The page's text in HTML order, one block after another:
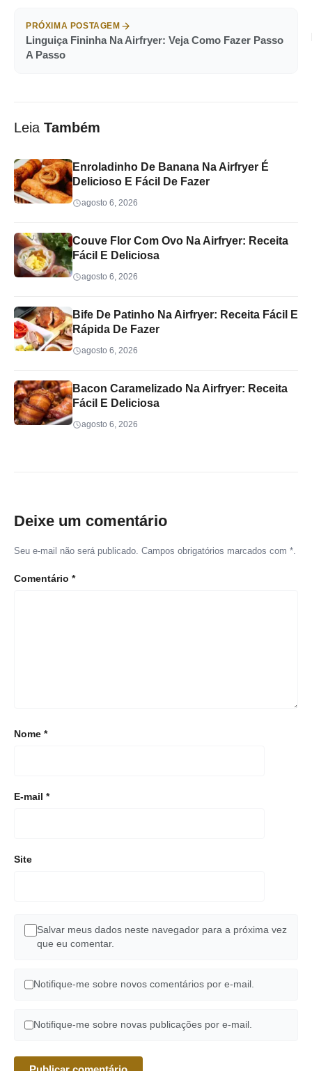
PRÓXIMA POSTAGEM
Linguiça Fininha Na Airfryer: Veja Como Fazer Passo
A Passo
Leia Também
Enroladinho De Banana Na Airfryer É
Delicioso E Fácil De Fazer
agosto 6, 2026
Couve Flor Com Ovo Na Airfryer: Receita
Fácil E Deliciosa
agosto 6, 2026
Bife De Patinho Na Airfryer: Receita Fácil E
Rápida De Fazer
agosto 6, 2026
Bacon Caramelizado Na Airfryer: Receita
Fácil E Deliciosa
agosto 6, 2026
Deixe um comentário
Seu e-mail não será publicado. Campos obrigatórios marcados com *.
Comentário *
Nome *
E-mail *
Site
Salvar meus dados neste navegador para a próxima vez
que eu comentar.
Notifique-me sobre novos comentários por e-mail.
Notifique-me sobre novas publicações por e-mail.